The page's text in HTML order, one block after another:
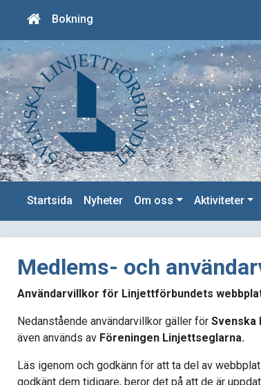
Bokning
Startsida Nyheter Om oss Aktiviteter
Medlems- och
Användarvillkor för Linjettförbundets
Nedanstående användarvillkor gäller för Svenska
även används av Föreningen Linjettseglarna.
Läs igenom och godkänn för att ta del av
godkänt dem tidigare, beror det på att de är